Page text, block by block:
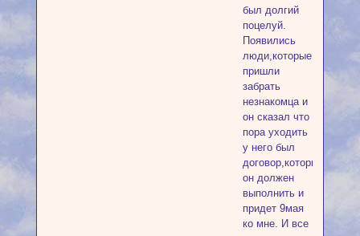
был долгий
поцелуй.
Появились
люди,которые
пришли
забрать
незнакомца и
он сказал что
пора уходить
у него был
договор,который
он должен
выполнить и
придет 9мая
ко мне. И все